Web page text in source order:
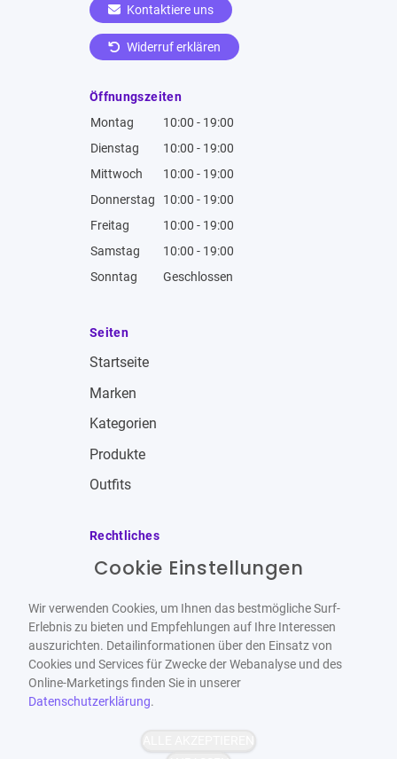
Kontaktiere uns
Widerruf erklären
Öffnungszeiten
Montag
10:00 - 19:00
Dienstag
10:00 - 19:00
Mittwoch
10:00 - 19:00
Donnerstag
10:00 - 19:00
Freitag
10:00 - 19:00
Samstag
10:00 - 19:00
Sonntag
Geschlossen
Seiten
Startseite
Marken
Kategorien
Produkte
Outfits
Rechtliches
Impressum
Datenschutzbestimmungen
Widerrufsbelehrung
Cookie Einstellungen
Wir verwenden Cookies, um Ihnen das bestmögliche Surf-
Erlebnis zu bieten und Empfehlungen auf Ihre Interessen
auszurichten. Detailinformationen über den Einsatz von
Cookies und Services für Zwecke der Webanalyse und des
Online-Marketings finden Sie in unserer
Datenschutzerklärung.
ALLE AKZEPTIEREN